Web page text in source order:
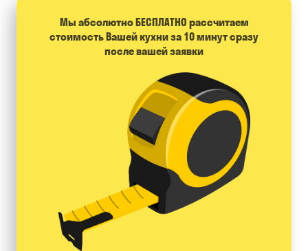
Мы абсолютно БЕСПЛАТНО расcчитаем
стоимость Вашей кухни за 10 минут сразу
после вашей заявки